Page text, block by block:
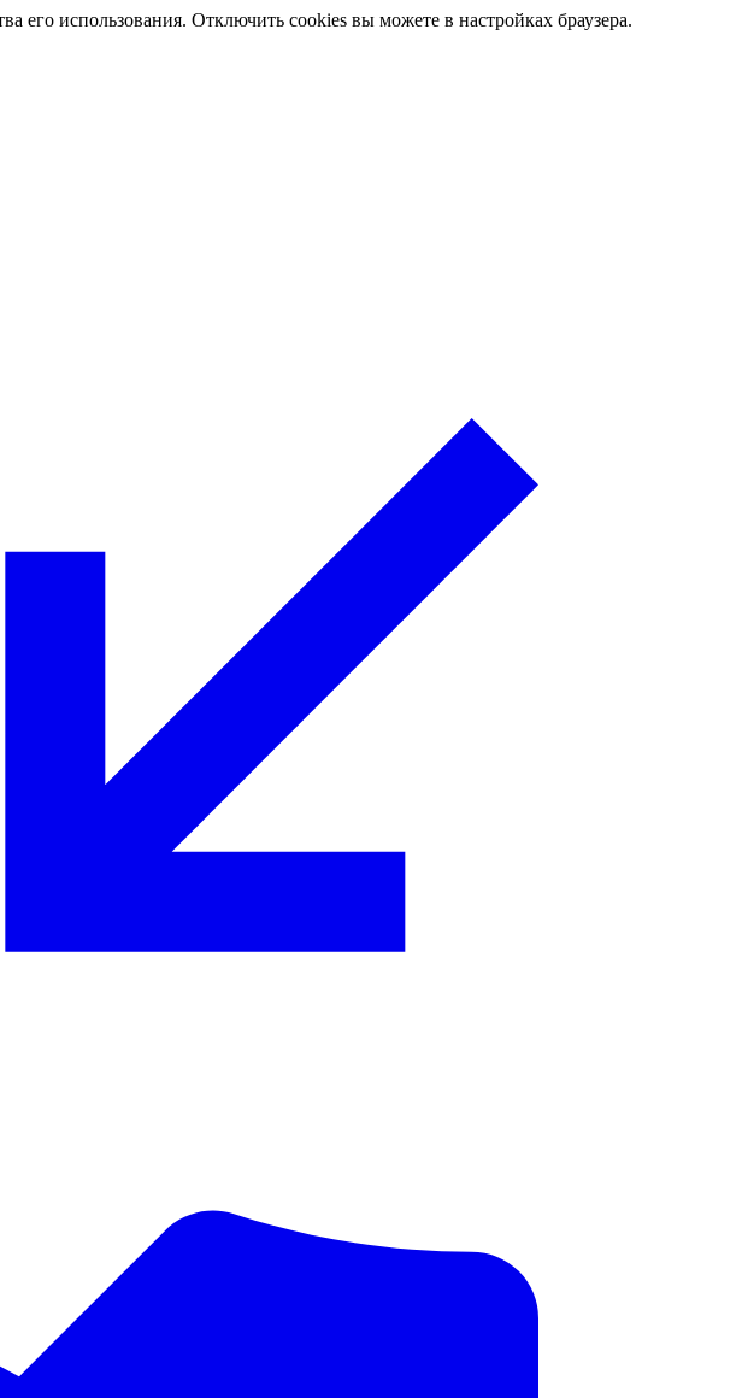
его использования. Отключить cookies вы можете в настройках браузера.